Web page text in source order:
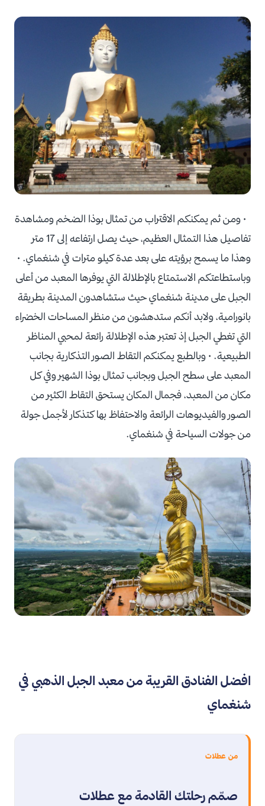
• ومن ثم يمكنكم الاقتراب من تمثال بوذا الضخم ومشاهدة
تفاصيل هذا التمثال العظيم، حيث يصل ارتفاعه إلى 17 متر
وهذا ما يسمح برؤيته على بعد عدة كيلو مترات في شنغماي. •
وباستطاعتكم الاستمتاع بالإطلالة التي يوفرها المعبد من أعلى
الجبل على مدينة شنغماي حيث ستشاهدون المدينة بطريقة
بانورامية، ولابد أنكم ستدهشون من منظر المساحات الخضراء
التي تغطي الجبل إذ تعتبر هذه الإطلالة رائعة لمحبي المناظر
الطبيعية. • وبالطبع يمكنكم التقاط الصور التذكارية بجانب
المعبد على سطح الجبل وبجانب تمثال بوذا الشهير وفي كل
مكان من المعبد، فجمال المكان يستحق التقاط الكثير من
الصور والفيديوهات الرائعة والاحتفاظ بها كتذكار لأجمل جولة
من جولات السياحة في شنغماي.
افضل الفنادق القريبة من معبد الجبل الذهبي في
شنغماي
من عطلات
صمّم رحلتك القادمة مع عطلات